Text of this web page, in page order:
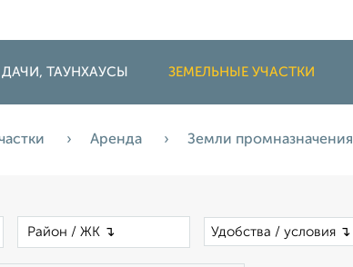
ТАУНХАУСЫ ЗЕМЕЛЬНЫЕ УЧАСТКИ
Аренда Земли промназначения
Удобства / условия ↴